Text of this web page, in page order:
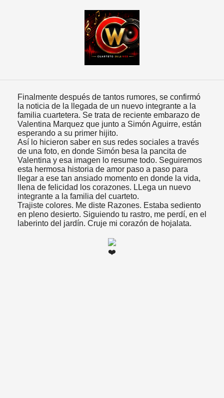
Finalmente después de tantos rumores, se confirmó
la noticia de la llegada de un nuevo integrante a la
familia cuartetera. Se trata de reciente embarazo de
Valentina Marquez que junto a Simón Aguirre, están
esperando a su primer hijito.
Así lo hicieron saber en sus redes sociales a través
de una foto, en donde Simón besa la pancita de
Valentina y esa imagen lo resume todo. Seguiremos
esta hermosa historia de amor paso a paso para
llegar a ese tan ansiado momento en donde la vida,
llena de felicidad los corazones. LLega un nuevo
integrante a la familia del cuarteto.
Trajiste colores. Me diste Razones. Estaba sediento
en pleno desierto. Siguiendo tu rastro, me perdí, en el
laberinto del jardín. Cruje mi corazón de hojalata.